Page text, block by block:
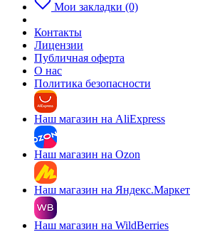
Мои закладки (0)
Контакты
Лицензии
Публичная оферта
О нас
Политика безопасности
Наш магазин на AliExpress
Наш магазин на Ozon
Наш магазин на Яндекс.Маркет
Наш магазин на WildBerries